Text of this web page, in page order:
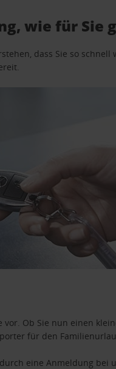
wie für Sie
dass Sie so
Ob Sie nun einen
für den
eine Anmeldung bei